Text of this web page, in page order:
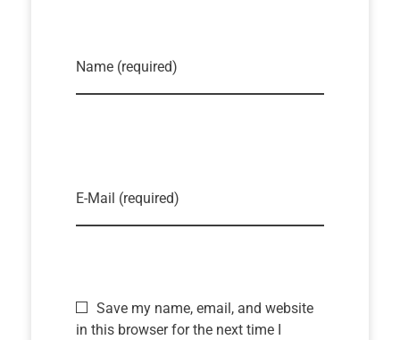
Name (required)
E-Mail (required)
Save my name, email, and website
in this browser for the next time I